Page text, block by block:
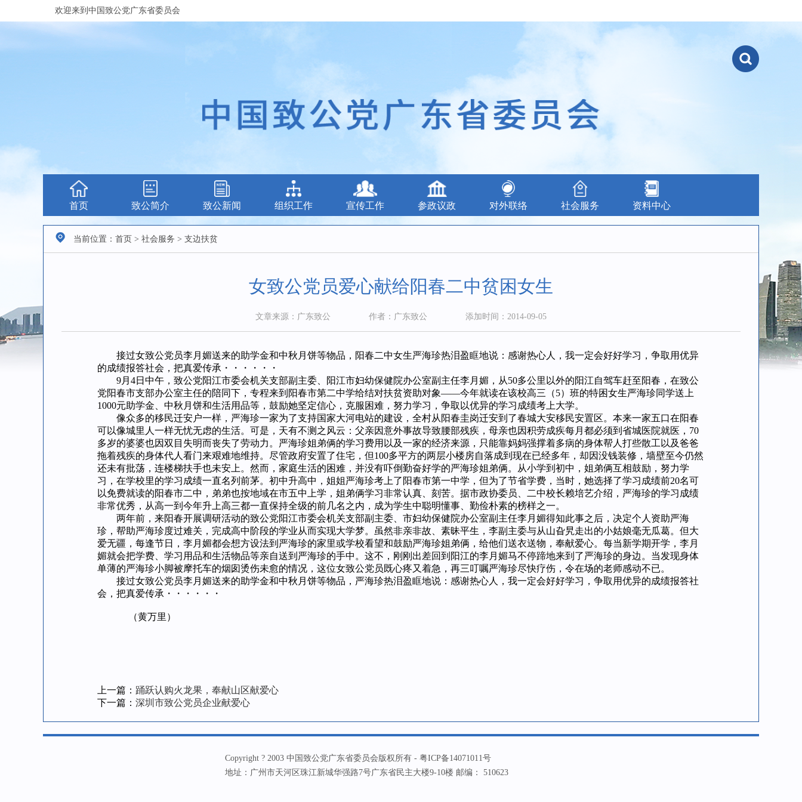
欢迎来到中国致公党广东省委员会
首页 致公简介 致公新闻 组织工作 宣传工作 参政议政 对外联络 社会服务 资料中心
当前位置：首页 > 社会服务 > 支边扶贫
女致公党员爱心献给阳春二中贫困女生
文章来源：广东致公 作者：广东致公 添加时间：2014-09-05
接过女致公党员李月媚送来的助学金和中秋月饼等物品，阳春二中女生严海珍热泪盈眶地说：感谢热心人，我一定会好好学习，争取用优异
的成绩报答社会，把真爱传承・・・・・・
9月4日中午，致公党阳江市委会机关支部副主委、阳江市妇幼保健院办公室副主任李月媚，从50多公里以外的阳江自驾车赶至阳春，在致公
党阳春市支部办公室主任的陪同下，专程来到阳春市第二中学给结对扶贫资助对象――今年就读在该校高三（5）班的特困女生严海珍同学送上
1000元助学金、中秋月饼和生活用品等，鼓励她坚定信心，克服困难，努力学习，争取以优异的学习成绩考上大学。
像众多的移民迁安户一样，严海珍一家为了支持国家大河电站的建设，全村从阳春圭岗迁安到了春城大安移民安置区。本来一家五口在阳春
可以像城里人一样无忧无虑的生活。可是，天有不测之风云：父亲因意外事故导致腰部残疾，母亲也因积劳成疾每月都必须到省城医院就医，70
多岁的婆婆也因双目失明而丧失了劳动力。严海珍姐弟俩的学习费用以及一家的经济来源，只能靠妈妈强撑着多病的身体帮人打些散工以及爸爸
拖着残疾的身体代人看门来艰难地维持。尽管政府安置了住宅，但100多平方的两层小楼房自落成到现在已经多年，却因没钱装修，墙壁至今仍然
还未有批荡，连楼梯扶手也未安上。然而，家庭生活的困难，并没有吓倒勤奋好学的严海珍姐弟俩。从小学到初中，姐弟俩互相鼓励，努力学
习，在学校里的学习成绩一直名列前茅。初中升高中，姐姐严海珍考上了阳春市第一中学，但为了节省学费，当时，她选择了学习成绩前20名可
以免费就读的阳春市二中，弟弟也按地域在市五中上学，姐弟俩学习非常认真、刻苦。据市政协委员、二中校长赖培艺介绍，严海珍的学习成绩
非常优秀，从高一到今年升上高三都一直保持全级的前几名之内，成为学生中聪明懂事、勤俭朴素的榜样之一。
两年前，来阳春开展调研活动的致公党阳江市委会机关支部副主委、市妇幼保健院办公室副主任李月媚得知此事之后，决定个人资助严海
珍，帮助严海珍度过难关，完成高中阶段的学业从而实现大学梦。虽然非亲非故、素昧平生，李副主委与从山旮旯走出的小姑娘毫无瓜葛。但大
爱无疆，每逢节日，李月媚都会想方设法到严海珍的家里或学校看望和鼓励严海珍姐弟俩，给他们送衣送物，奉献爱心。每当新学期开学，李月
媚就会把学费、学习用品和生活物品等亲自送到严海珍的手中。这不，刚刚出差回到阳江的李月媚马不停蹄地来到了严海珍的身边。当发现身体
单薄的严海珍小脚被摩托车的烟囱烫伤未愈的情况，这位女致公党员既心疼又着急，再三叮嘱严海珍尽快疗伤，令在场的老师感动不已。
接过女致公党员李月媚送来的助学金和中秋月饼等物品，严海珍热泪盈眶地说：感谢热心人，我一定会好好学习，争取用优异的成绩报答社
会，把真爱传承・・・・・・
（黄万里）
上一篇： 踊跃认购火龙果，奉献山区献爱心
下一篇： 深圳市致公党员企业献爱心
Copyright ? 2003 中国致公党广东省委员会版权所有 - 粤ICP备14071011号
地址：广州市天河区珠江新城华强路7号广东省民主大楼9-10楼 邮编： 510623